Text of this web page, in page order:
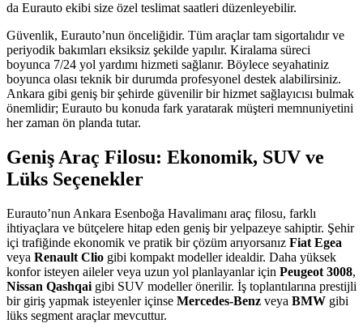
da Eurauto ekibi size özel teslimat saatleri düzenleyebilir.
Güvenlik, Eurauto’nun önceliğidir. Tüm araçlar tam sigortalıdır ve
periyodik bakımları eksiksiz şekilde yapılır. Kiralama süreci
boyunca 7/24 yol yardımı hizmeti sağlanır. Böylece seyahatiniz
boyunca olası teknik bir durumda profesyonel destek alabilirsiniz.
Ankara gibi geniş bir şehirde güvenilir bir hizmet sağlayıcısı bulmak
önemlidir; Eurauto bu konuda fark yaratarak müşteri memnuniyetini
her zaman ön planda tutar.
Geniş Araç Filosu: Ekonomik, SUV ve
Lüks Seçenekler
Eurauto’nun Ankara Esenboğa Havalimanı araç filosu, farklı
ihtiyaçlara ve bütçelere hitap eden geniş bir yelpazeye sahiptir. Şehir
içi trafiğinde ekonomik ve pratik bir çözüm arıyorsanız Fiat Egea
veya Renault Clio gibi kompakt modeller idealdir. Daha yüksek
konfor isteyen aileler veya uzun yol planlayanlar için Peugeot 3008,
Nissan Qashqai gibi SUV modeller önerilir. İş toplantılarına prestijli
bir giriş yapmak isteyenler içinse Mercedes-Benz veya BMW gibi
lüks segment araçlar mevcuttur.